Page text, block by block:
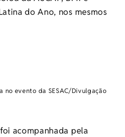
do Ano, nos mesmos
no evento da SESAC/Divulgação
acompanhada pela